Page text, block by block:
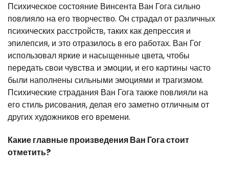
Психическое состояние Винсента Ван Гога сильно
повлияло на его творчество. Он страдал от различных
психических расстройств, таких как депрессия и
эпилепсия, и это отразилось в его работах. Ван Гог
использовал яркие и насыщенные цвета, чтобы
передать свои чувства и эмоции, и его картины часто
были наполнены сильными эмоциями и трагизмом.
Психические страдания Ван Гога также повлияли на
его стиль рисования, делая его заметно отличным от
других художников его времени.
Какие главные произведения Ван Гога стоит
отметить?